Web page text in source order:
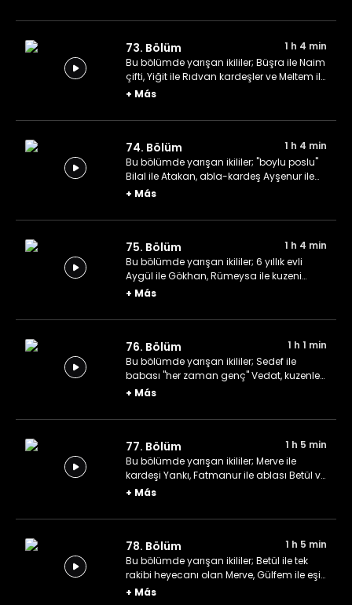
73. Bölüm
1 h 4 min
Bu bölümde yarışan ikililer; Büşra ile Naim
çifti, Yiğit ile Rıdvan kardeşler ve Meltem ile
ablası Özlem.
+ Más
74. Bölüm
1 h 4 min
Bu bölümde yarışan ikililer; "boylu poslu"
Bilal ile Atakan, abla-kardeş Ayşenur ile
Medine ve aslen Kahramanmaraşlı Altar
+ Más
75. Bölüm
1 h 4 min
Bu bölümde yarışan ikililer; 6 yıllık evli
Aygül ile Gökhan, Rümeysa ile kuzeni
Beyza ve son olarak Sercan ile Büşra çifti.
+ Más
76. Bölüm
1 h 1 min
Bu bölümde yarışan ikililer; Sedef ile
babası "her zaman genç" Vedat, kuzenler
Gülseren ile Merve ve yine bir kuzen ekibi
+ Más
77. Bölüm
1 h 5 min
Bu bölümde yarışan ikililer; Merve ile
kardeşi Yankı, Fatmanur ile ablası Betül ve
Nihan ile Fatih çifti.
+ Más
78. Bölüm
1 h 5 min
Bu bölümde yarışan ikililer; Betül ile tek
rakibi heyecanı olan Merve, Gülfem ile eşi
Ali ve Tekirdağ'dan iki arkadaş Büşra ile
+ Más